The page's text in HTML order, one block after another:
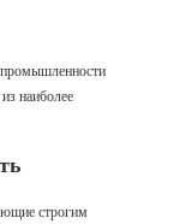
наиболее
строгим